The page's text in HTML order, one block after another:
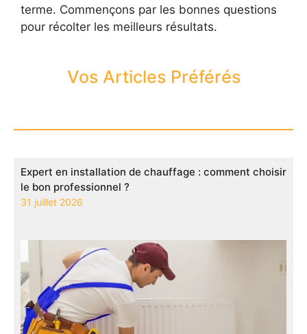
terme. Commençons par les bonnes questions
pour récolter les meilleurs résultats.
Vos Articles Préférés
Expert en installation de chauffage : comment choisir
le bon professionnel ?
31 juillet 2026